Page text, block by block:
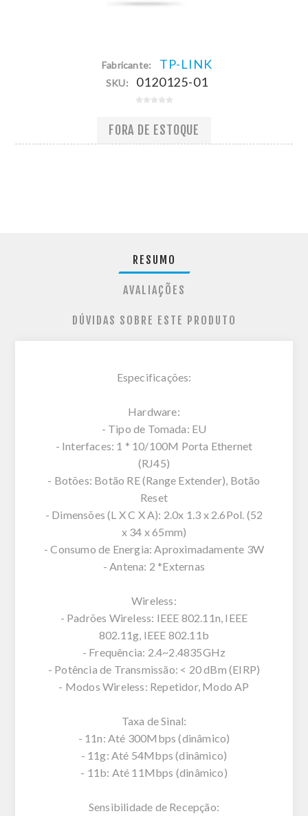
Fabricante: TP-LINK
SKU: 0120125-01
FORA DE ESTOQUE
RESUMO
AVALIAÇÕES
DÚVIDAS SOBRE ESTE PRODUTO
Especificações:
Hardware:
- Tipo de Tomada: EU
- Interfaces: 1 * 10/100M Porta Ethernet
(RJ45)
- Botões: Botão RE (Range Extender), Botão
Reset
- Dimensões (L X C X A): 2.0x 1.3 x 2.6Pol. (52
x 34 x 65mm)
- Consumo de Energia: Aproximadamente 3W
- Antena: 2 *Externas
Wireless:
- Padrões Wireless: IEEE 802.11n, IEEE
802.11g, IEEE 802.11b
- Frequência: 2.4~2.4835GHz
- Potência de Transmissão: < 20 dBm (EIRP)
- Modos Wireless: Repetidor, Modo AP
Taxa de Sinal:
- 11n: Até 300Mbps (dinâmico)
- 11g: Até 54Mbps (dinâmico)
- 11b: Até 11Mbps (dinâmico)
Sensibilidade de Recepção: